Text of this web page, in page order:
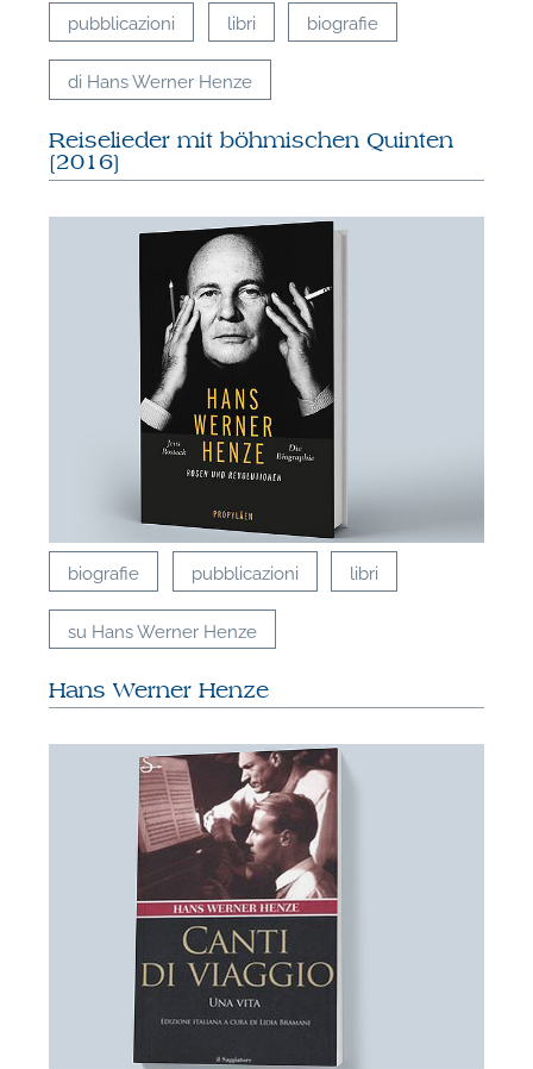
pubblicazioni libri biografie
di Hans Werner Henze
Reiselieder mit böhmischen Quinten
[2016]
biografie pubblicazioni libri
su Hans Werner Henze
Hans Werner Henze